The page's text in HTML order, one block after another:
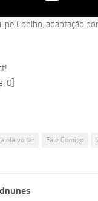
Coelho, adaptação
0
ela voltar Fale Comigo